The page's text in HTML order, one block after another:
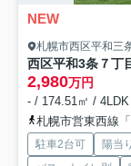
NEW
札幌市西区平和三
西区平和3条７
2,980万円
- / 174.51㎡ /
札幌市営東西線「発寒
駐車2台可 陽当